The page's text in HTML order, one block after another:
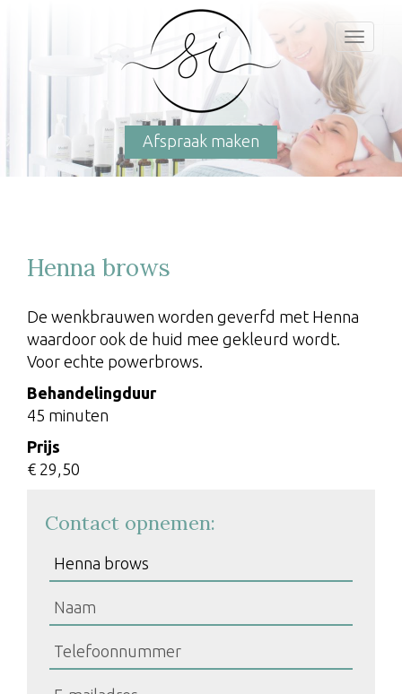
Afspraak maken
Henna brows
De wenkbrauwen worden geverfd met Henna
waardoor ook de huid mee gekleurd wordt.
Voor echte powerbrows.
Behandelingduur
45 minuten
Prijs
€ 29,50
Contact opnemen: